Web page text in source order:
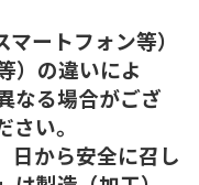
ートフォン等）
）の違いによ
なる場合がござ
い。
日から安全に召し